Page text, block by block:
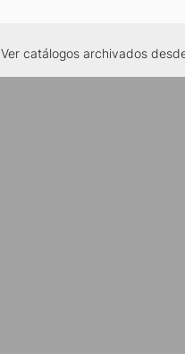
Ver catálogos archivados